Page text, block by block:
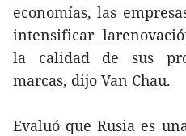
economías, las
intensificar
la calidad de sus
marcas, dijo Van Chau.
Evaluó que Rusia es